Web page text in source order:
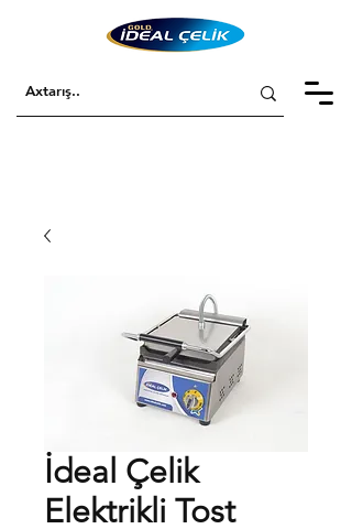
İdeal Çelik
Elektrikli Tost